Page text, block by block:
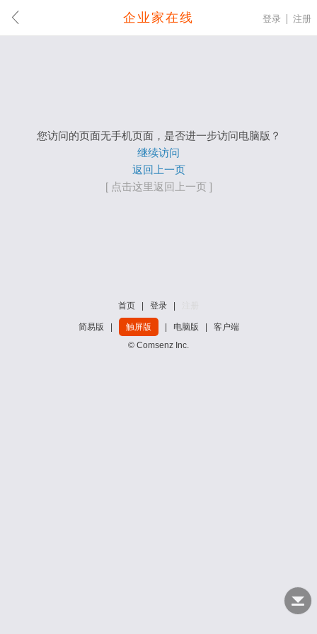
企业家在线 登录 注册
您访问的页面无手机页面，是否进一步访问电脑版？
继续访问
返回上一页
[ 点击这里返回上一页 ]
首页 登录
简易版 触屏版 电脑版
客户端
© Comsenz Inc.